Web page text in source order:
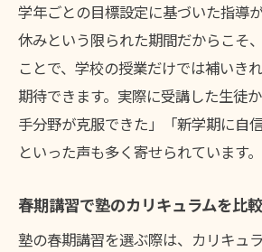
学年ごとの目標設定に基づいた指導
休みという限られた期間だからこそ
ことで、学校の授業だけでは補いき
期待できます。実際に受講した生徒
手分野が克服できた」「新学期に自
といった声も多く寄せられています。
春期講習で塾のカリキュラムを比
塾の春期講習を選ぶ際は、カリキュ